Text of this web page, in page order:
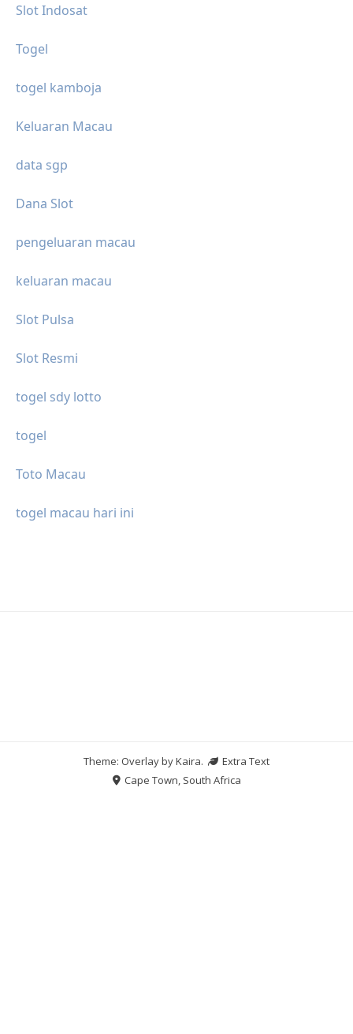
Slot Indosat
Togel
togel kamboja
Keluaran Macau
data sgp
Dana Slot
pengeluaran macau
keluaran macau
Slot Pulsa
Slot Resmi
togel sdy lotto
togel
Toto Macau
togel macau hari ini
Theme: Overlay byKaira.
Extra Text
Cape Town, South Africa